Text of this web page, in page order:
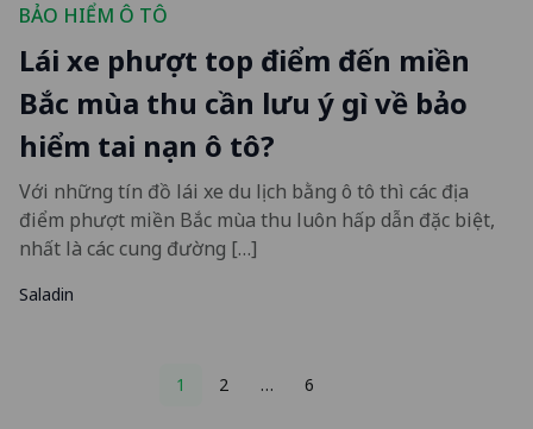
BẢO HIỂM Ô TÔ
Lái xe phượt top điểm đến miền
Bắc mùa thu cần lưu ý gì về bảo
hiểm tai nạn ô tô?
Với những tín đồ lái xe du lịch bằng ô tô thì các địa
điểm phượt miền Bắc mùa thu luôn hấp dẫn đặc biệt,
nhất là các cung đường […]
Saladin
Posts
1 2 … 6